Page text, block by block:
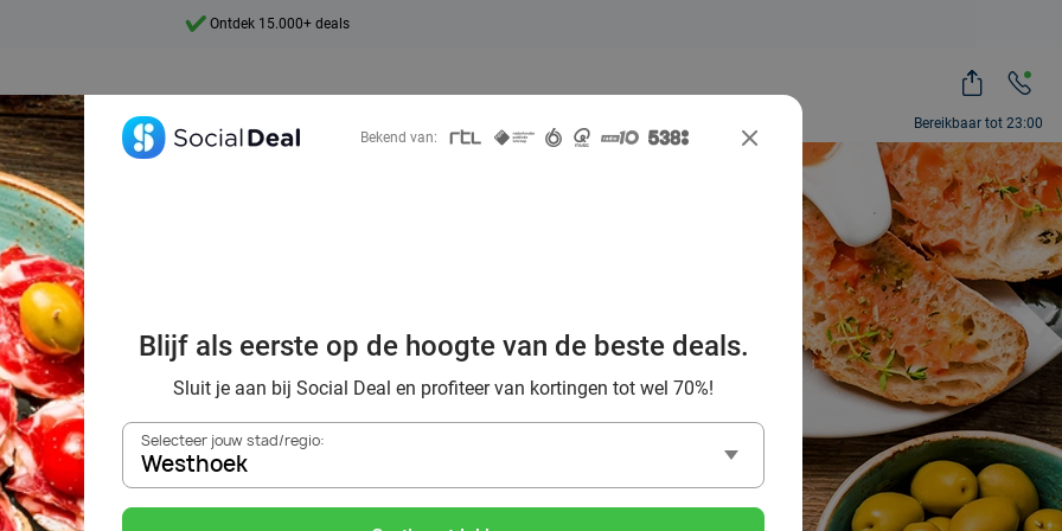
Bereikbaar tot 23:00
7 dagen per week beschikbaar
voordelig de beste
in Westhoek en
omgeving
Bekend van:
Blijf als eerste op de hoogte van de beste deals.
Sluit je aan bij Social Deal en profiteer van kortingen tot wel 70%!
Selecteer jouw stad/regio:
Westhoek